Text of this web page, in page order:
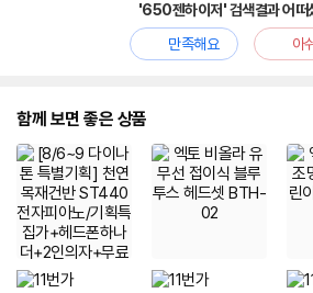
'650젠하이저' 검색결과 어떠
만족해요
아
함께 보면 좋은 상품